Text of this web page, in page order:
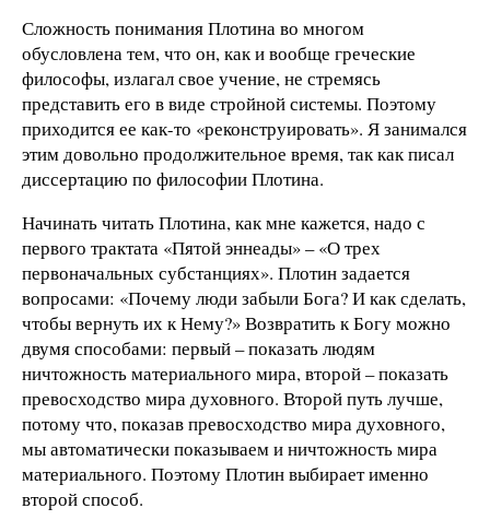
Сложность понимания Плотина во многом
обусловлена тем, что он, как и вообще греческие
философы, излагал свое учение, не стремясь
представить его в виде стройной системы. Поэтому
приходится ее как-то «реконструировать». Я занимался
этим довольно продолжительное время, так как писал
диссертацию по философии Плотина.
Начинать читать Плотина, как мне кажется, надо с
первого трактата «Пятой эннеады» – «О трех
первоначальных субстанциях». Плотин задается
вопросами: «Почему люди забыли Бога? И как сделать,
чтобы вернуть их к Нему?» Возвратить к Богу можно
двумя способами: первый – показать людям
ничтожность материального мира, второй – показать
превосходство мира духовного. Второй путь лучше,
потому что, показав превосходство мира духовного,
мы автоматически показываем и ничтожность мира
материального. Поэтому Плотин выбирает именно
второй способ.